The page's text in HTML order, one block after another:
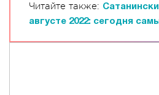
Читайте также:
августе 2022: сегодня